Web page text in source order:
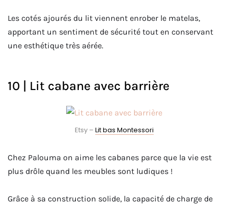
Les cotés ajourés du lit viennent enrober le matelas,
apportant un sentiment de sécurité tout en conservant
une esthétique très aérée.
10 | Lit cabane avec barrière
Etsy – Lit bas Montessori
Chez Palouma on aime les cabanes parce que la vie est
plus drôle quand les meubles sont ludiques !
Grâce à sa construction solide, la capacité de charge de